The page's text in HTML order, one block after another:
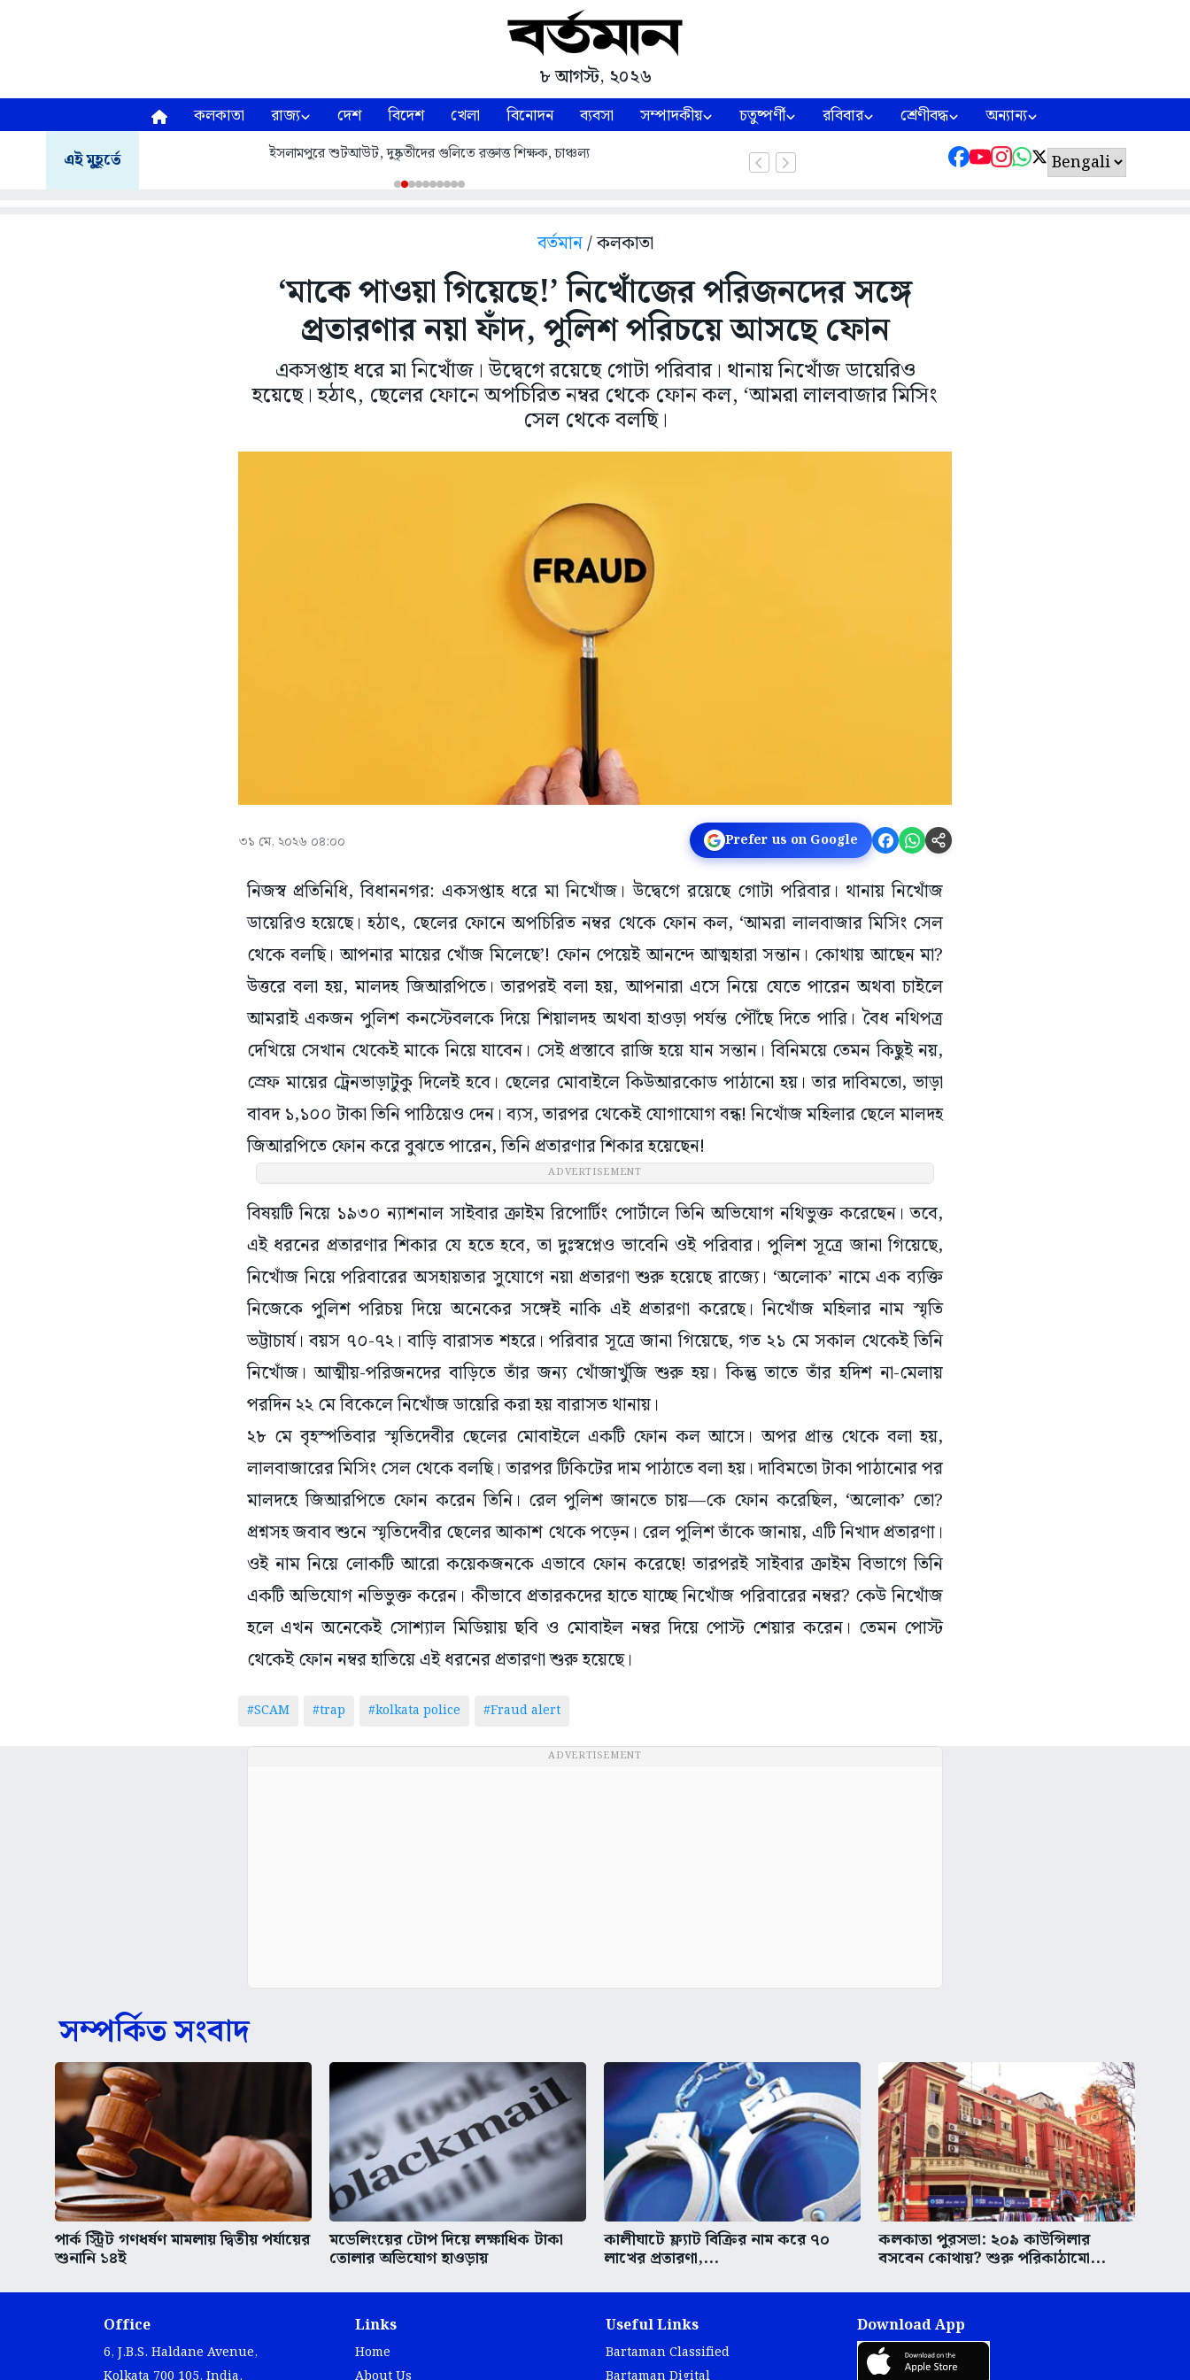
৮ আগস্ট, ২০২৬
কলকাতা রাজ্য দেশ বিদেশ খেলা বিনোদন ব্যবসা সম্পাদকীয় চতুষ্পর্ণী রবিবার শ্রেণীবদ্ধ অন্যান্য
এই মুহূর্তে ইসলামপুরে শুটআউট, দুষ্কৃতীদের গুলিতে রক্তাত্ত শিক্ষক, চাঞ্চল্য
বর্তমান/ কলকাতা
‘মাকে পাওয়া গিয়েছে!’ নিখোঁজের পরিজনদের সঙ্গে
প্রতারণার নয়া ফাঁদ, পুলিশ পরিচয়ে আসছে ফোন
একসপ্তাহ ধরে মা নিখোঁজ। উদ্বেগে রয়েছে গোটা পরিবার। থানায় নিখোঁজ ডায়েরিও
হয়েছে। হঠাৎ, ছেলের ফোনে অপচিরিত নম্বর থেকে ফোন কল, ‘আমরা লালবাজার মিসিং
সেল থেকে বলছি।
৩১ মে, ২০২৬ ০৪:০০ Prefer us on Google
নিজস্ব প্রতিনিধি, বিধাননগর: একসপ্তাহ ধরে মা নিখোঁজ। উদ্বেগে রয়েছে গোটা পরিবার। থানায় নিখোঁজ
ডায়েরিও হয়েছে। হঠাৎ, ছেলের ফোনে অপচিরিত নম্বর থেকে ফোন কল, ‘আমরা লালবাজার মিসিং সেল
থেকে বলছি। আপনার মায়ের খোঁজ মিলেছে’! ফোন পেয়েই আনন্দে আত্মহারা সন্তান। কোথায় আছেন মা?
উত্তরে বলা হয়, মালদহ জিআরপিতে। তারপরই বলা হয়, আপনারা এসে নিয়ে যেতে পারেন অথবা চাইলে
আমরাই একজন পুলিশ কনস্টেবলকে দিয়ে শিয়ালদহ অথবা হাওড়া পর্যন্ত পৌঁছে দিতে পারি। বৈধ নথিপত্র
দেখিয়ে সেখান থেকেই মাকে নিয়ে যাবেন। সেই প্রস্তাবে রাজি হয়ে যান সন্তান। বিনিময়ে তেমন কিছুই নয়,
স্রেফ মায়ের ট্রেনভাড়াটুকু দিলেই হবে। ছেলের মোবাইলে কিউআরকোড পাঠানো হয়। তার দাবিমতো, ভাড়া
বাবদ ১,১০০ টাকা তিনি পাঠিয়েও দেন। ব্যস, তারপর থেকেই যোগাযোগ বন্ধ! নিখোঁজ মহিলার ছেলে মালদহ
জিআরপিতে ফোন করে বুঝতে পারেন, তিনি প্রতারণার শিকার হয়েছেন!
ADVERTISEMENT
বিষয়টি নিয়ে ১৯৩০ ন্যাশনাল সাইবার ক্রাইম রিপোর্টিং পোর্টালে তিনি অভিযোগ নথিভুক্ত করেছেন। তবে,
এই ধরনের প্রতারণার শিকার যে হতে হবে, তা দুঃস্বপ্নেও ভাবেনি ওই পরিবার। পুলিশ সূত্রে জানা গিয়েছে,
নিখোঁজ নিয়ে পরিবারের অসহায়তার সুযোগে নয়া প্রতারণা শুরু হয়েছে রাজ্যে। ‘অলোক’ নামে এক ব্যক্তি
নিজেকে পুলিশ পরিচয় দিয়ে অনেকের সঙ্গেই নাকি এই প্রতারণা করেছে। নিখোঁজ মহিলার নাম স্মৃতি
ভট্টাচার্য। বয়স ৭০-৭২। বাড়ি বারাসত শহরে। পরিবার সূত্রে জানা গিয়েছে, গত ২১ মে সকাল থেকেই তিনি
নিখোঁজ। আত্মীয়-পরিজনদের বাড়িতে তাঁর জন্য খোঁজাখুঁজি শুরু হয়। কিন্তু তাতে তাঁর হদিশ না-মেলায়
পরদিন ২২ মে বিকেলে নিখোঁজ ডায়েরি করা হয় বারাসত থানায়।
২৮ মে বৃহস্পতিবার স্মৃতিদেবীর ছেলের মোবাইলে একটি ফোন কল আসে। অপর প্রান্ত থেকে বলা হয়,
লালবাজারের মিসিং সেল থেকে বলছি। তারপর টিকিটের দাম পাঠাতে বলা হয়। দাবিমতো টাকা পাঠানোর পর
মালদহে জিআরপিতে ফোন করেন তিনি। রেল পুলিশ জানতে চায়—কে ফোন করেছিল, ‘অলোক’ তো?
প্রশ্নসহ জবাব শুনে স্মৃতিদেবীর ছেলের আকাশ থেকে পড়েন। রেল পুলিশ তাঁকে জানায়, এটি নিখাদ প্রতারণা।
ওই নাম নিয়ে লোকটি আরো কয়েকজনকে এভাবে ফোন করেছে! তারপরই সাইবার ক্রাইম বিভাগে তিনি
একটি অভিযোগ নভিভুক্ত করেন। কীভাবে প্রতারকদের হাতে যাচ্ছে নিখোঁজ পরিবারের নম্বর? কেউ নিখোঁজ
হলে এখন অনেকেই সোশ্যাল মিডিয়ায় ছবি ও মোবাইল নম্বর দিয়ে পোস্ট শেয়ার করেন। তেমন পোস্ট
থেকেই ফোন নম্বর হাতিয়ে এই ধরনের প্রতারণা শুরু হয়েছে।
#SCAM #trap #kolkata police #Fraud alert
ADVERTISEMENT
সম্পর্কিত সংবাদ
পার্ক স্ট্রিট গণধর্ষণ মামলায় দ্বিতীয় পর্যায়ের
শুনানি ১৪ই
মডেলিংয়ের টোপ দিয়ে লক্ষাধিক টাকা
তোলার অভিযোগ হাওড়ায়
কালীঘাটে ফ্ল্যাট বিক্রির নাম করে ৭০
লাখের প্রতারণা,...
কলকাতা পুরসভা: ২০৯ কাউন্সিলার
বসবেন কোথায়? শুরু পরিকাঠামো...
Office
6, J.B.S. Haldane Avenue,
Links
Home
Useful Links
Bartaman Classified
Download App